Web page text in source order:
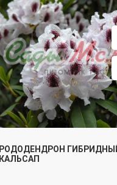
РОДОДЕНДРОН
КАЛЬСАП